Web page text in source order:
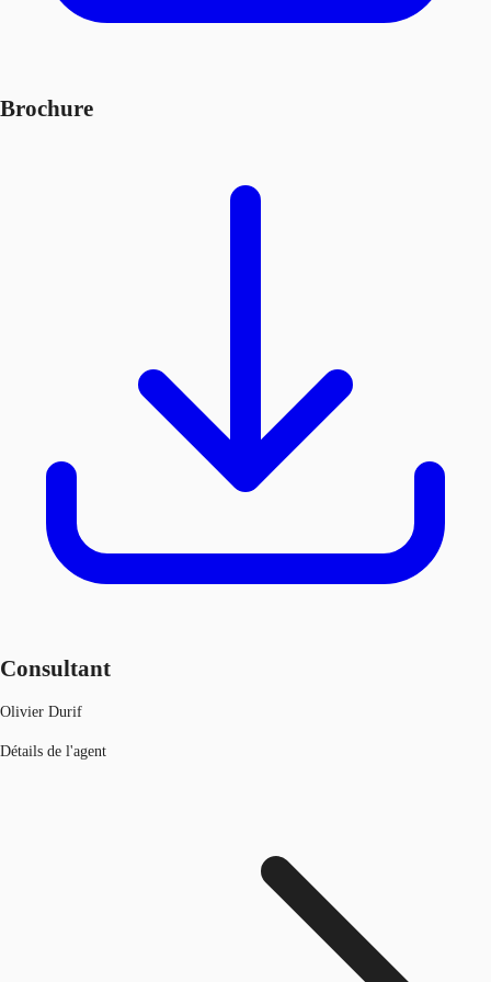
Brochure
Consultant
Olivier Durif
Détails de l'agent